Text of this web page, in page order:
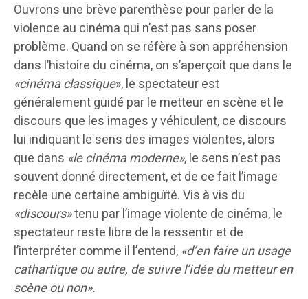
Ouvrons une brève parenthèse pour parler de la
violence au cinéma qui n’est pas sans poser
problème. Quand on se réfère à son appréhension
dans l’histoire du cinéma, on s’aperçoit que dans le
«cinéma classique», le spectateur est
généralement guidé par le metteur en scène et le
discours que les images y véhiculent, ce discours
lui indiquant le sens des images violentes, alors
que dans «le cinéma moderne», le sens n’est pas
souvent donné directement, et de ce fait l’image
recèle une certaine ambiguïté. Vis à vis du
«discours»tenu par l’image violente de cinéma, le
spectateur reste libre de la ressentir et de
l’interpréter comme il l’entend, «d’en faire un usage
cathartique ou autre, de suivre l’idée du metteur en
scène ou non».